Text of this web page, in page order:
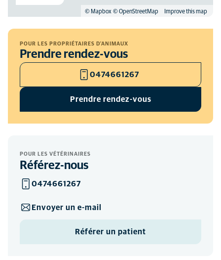
© Mapbox © OpenStreetMap Improve this map
POUR LES PROPRIÉTAIRES D'ANIMAUX
Prendre rendez-vous
0474661267
Prendre rendez-vous
POUR LES VÉTÉRINAIRES
Référez-nous
0474661267
Envoyer un e-mail
Référer un patient